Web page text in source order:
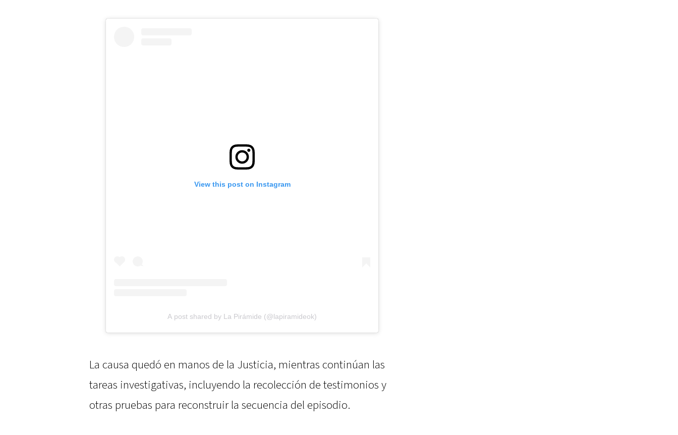
View this post on Instagram
A post shared by La Pirámide (@lapiramideok)
La causa quedó en manos de la Justicia, mientras continúan las
tareas investigativas, incluyendo la recolección de testimonios y
otras pruebas para reconstruir la secuencia del episodio.